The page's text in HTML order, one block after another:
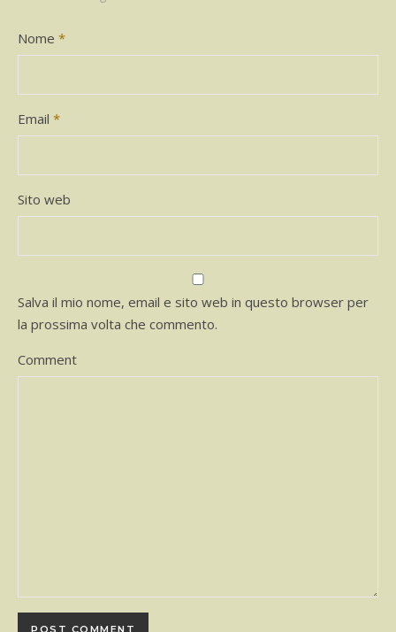
Nome *
Email *
Sito web
Salva il mio nome, email e sito web in questo browser per
la prossima volta che commento.
Comment